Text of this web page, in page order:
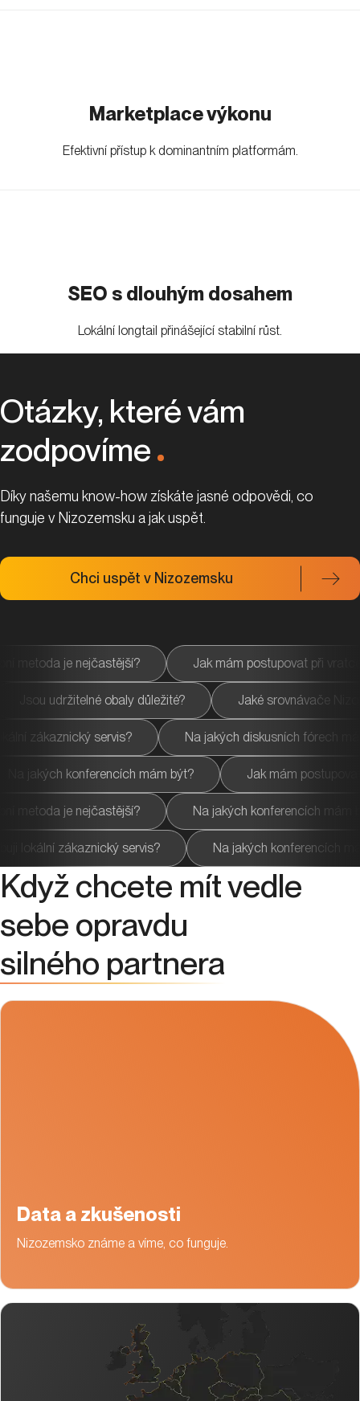
Marketplace výkonu
Efektivní přístup k dominantním platformám.
SEO s dlouhým dosahem
Lokální longtail přinášející stabilní růst.
Otázky, které vám
zodpovíme
.
Díky našemu know-how získáte jasné odpovědi, co
funguje v Nizozemsku a jak uspět.
Chci uspět v Nizozemsku
Jak mám postupovat při vratce? Jaká
chybět? Jsou udržitelné obaly důležité?
Na jakých diskusních fórech mám být?
mám být? Na jakých konferencích mám být?
Na jakých konferencích mám být? Jaká
Potřebuji lokální zákaznický servis? Na
Když chcete mít vedle
sebe opravdu
silného partnera
Data a zkušenosti
Nizozemsko známe a víme, co funguje.